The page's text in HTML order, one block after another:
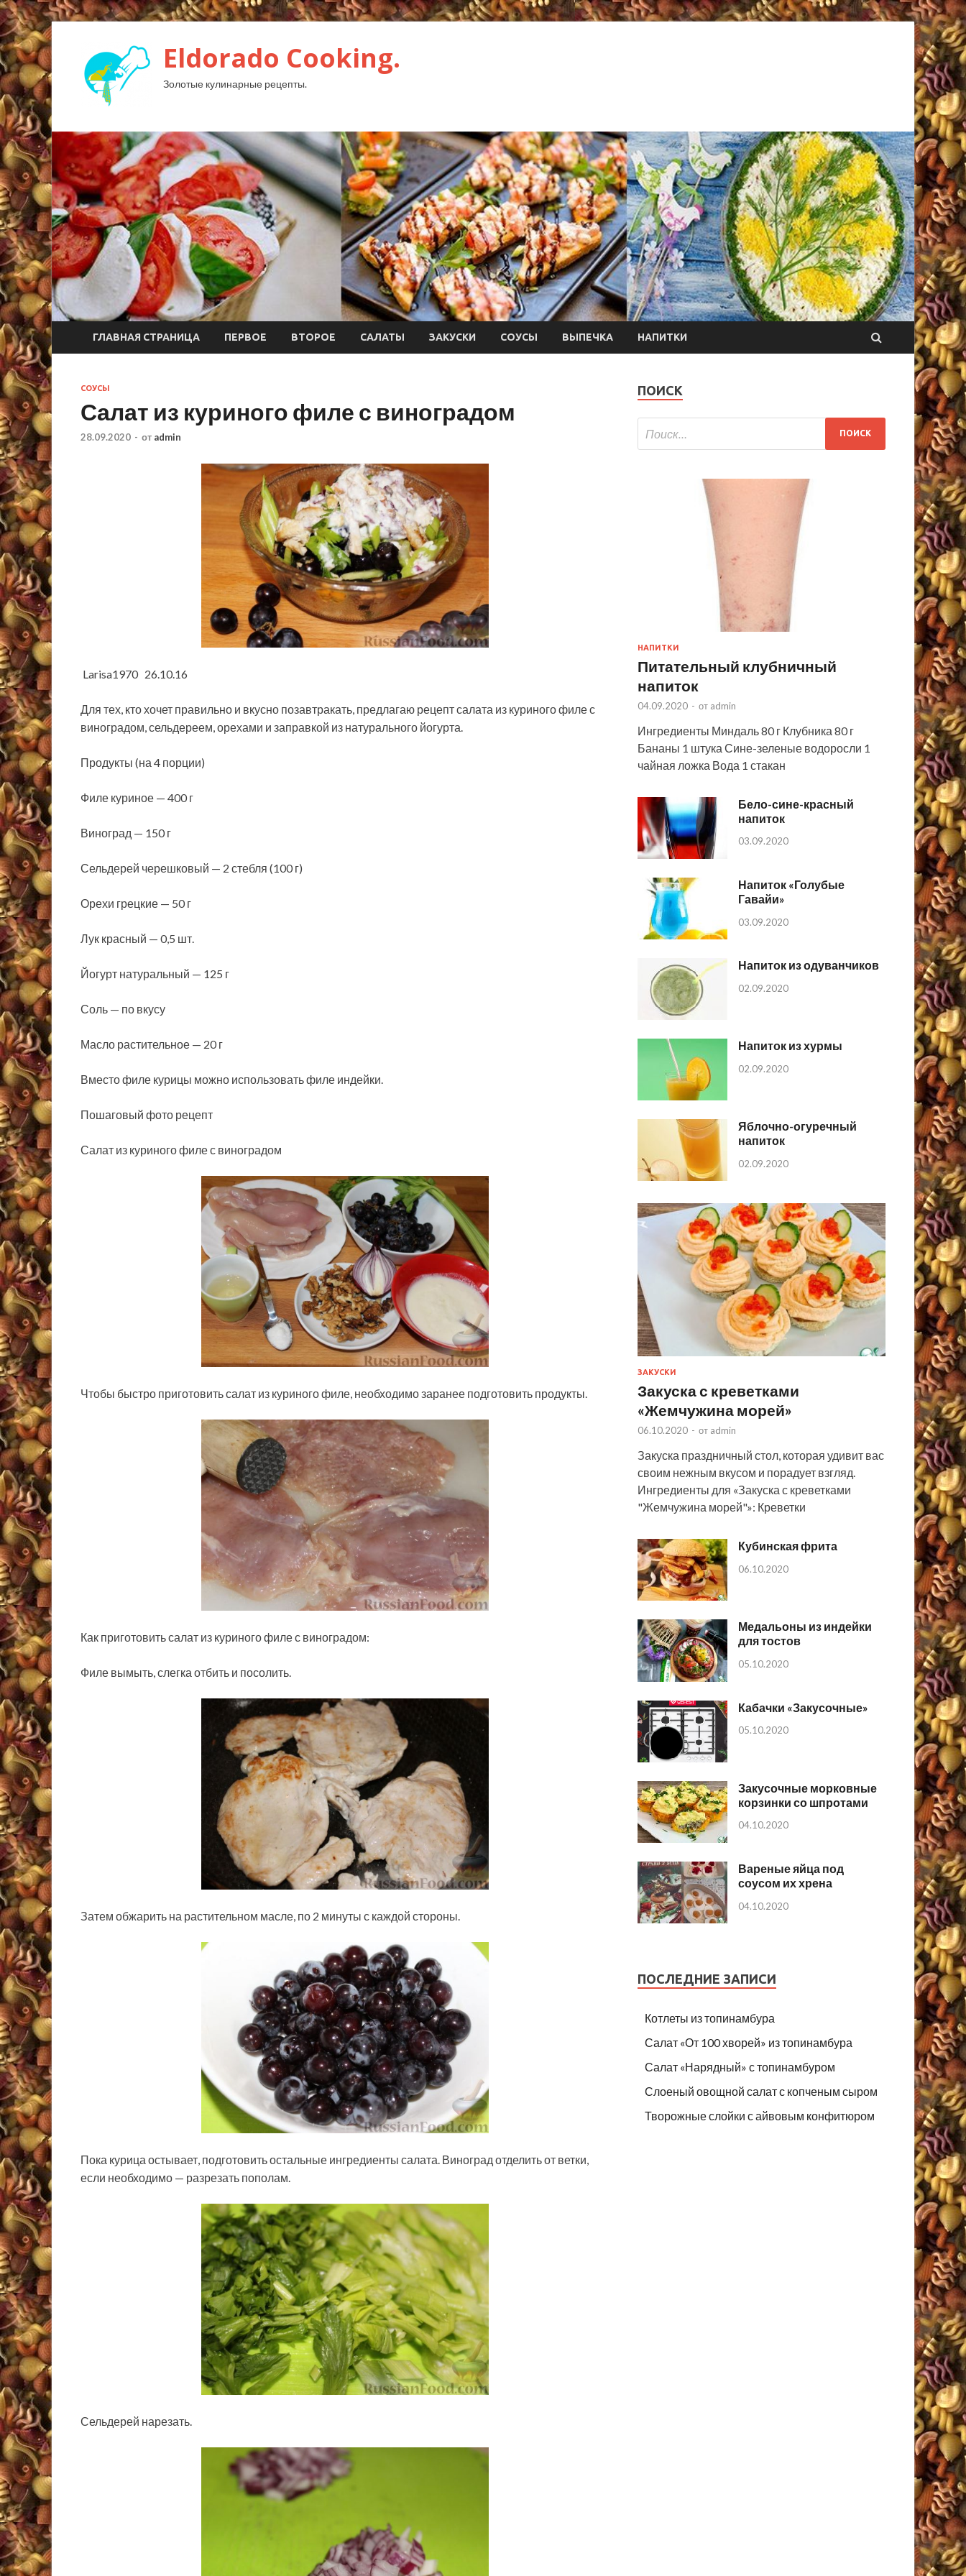
Eldorado Сooking.
Золотые кулинарные рецепты.
ГЛАВНАЯ СТРАНИЦА ПЕРВОЕ ВТОРОЕ САЛАТЫ ЗАКУСКИ СОУСЫ ВЫПЕЧКА НАПИТКИ
СОУСЫ
Салат из куриного филе с виноградом
28.09.2020 - от admin
Larisa1970 26.10.16
Для тех, кто хочет правильно и вкусно позавтракать, предлагаю рецепт салата из куриного филе с
виноградом, сельдереем, орехами и заправкой из натурального йогурта.
Продукты (на 4 порции)
Филе куриное — 400 г
Виноград — 150 г
Сельдерей черешковый — 2 стебля (100 г)
Орехи грецкие — 50 г
Лук красный — 0,5 шт.
Йогурт натуральный — 125 г
Соль — по вкусу
Масло растительное — 20 г
Вместо филе курицы можно использовать филе индейки.
Пошаговый фото рецепт
Салат из куриного филе с виноградом
Чтобы быстро приготовить салат из куриного филе, необходимо заранее подготовить продукты.
Как приготовить салат из куриного филе с виноградом:
Филе вымыть, слегка отбить и посолить.
Затем обжарить на растительном масле, по 2 минуты с каждой стороны.
Пока курица остывает, подготовить остальные ингредиенты салата. Виноград отделить от ветки,
если необходимо — разрезать пополам.
Сельдерей нарезать.
ПОИСК
НАПИТКИ
Питательный клубничный
напиток
04.09.2020 - от admin
Ингредиенты Миндаль 80 г Клубника 80 г
Бананы 1 штука Сине-зеленые водоросли 1
чайная ложка Вода 1 стакан
Бело-сине-красный
напиток
03.09.2020
Напиток «Голубые
Гавайи»
03.09.2020
Напиток из одуванчиков
02.09.2020
Напиток из хурмы
02.09.2020
Яблочно-огуречный
напиток
02.09.2020
ЗАКУСКИ
Закуска с креветками
«Жемчужина морей»
06.10.2020 - от admin
Закуска праздничный стол, которая удивит вас
своим нежным вкусом и порадует взгляд.
Ингредиенты для «Закуска с креветками
"Жемчужина морей"»: Креветки
Кубинская фрита
06.10.2020
Медальоны из индейки
для тостов
05.10.2020
Кабачки «Закусочные»
05.10.2020
Закусочные морковные
корзинки со шпротами
04.10.2020
Вареные яйца под
соусом их хрена
04.10.2020
ПОСЛЕДНИЕ ЗАПИСИ
Котлеты из топинамбура
Салат «От 100 хворей» из топинамбура
Салат «Нарядный» с топинамбуром
Слоеный овощной салат с копченым сыром
Творожные слойки с айвовым конфитюром